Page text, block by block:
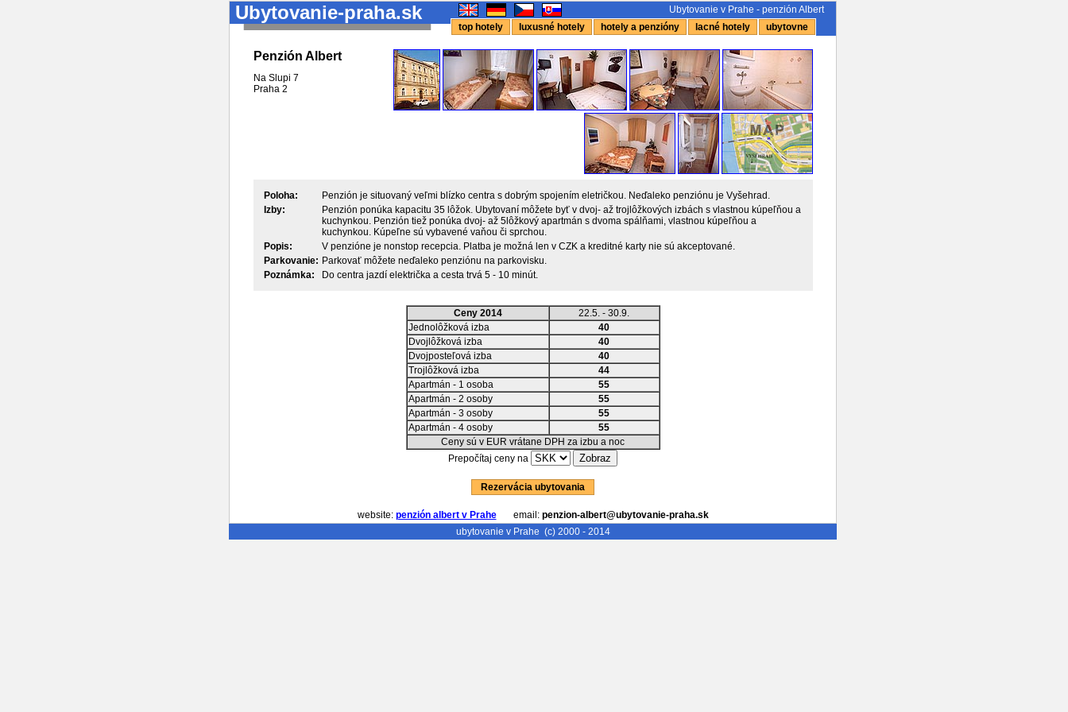
Ubytovanie-praha.sk
Ubytovanie v Prahe - penzión Albert
top hotely
luxusné hotely hotely a penzióny lacné hotely ubytovne
Penzión Albert
Na Slupi 7
Praha 2
Poloha:
Penzión je situovaný veľmi blízko centra s dobrým spojením eletričkou. Neďaleko penziónu je Vyšehrad.
Izby:
Penzión ponúka kapacitu 35 lôžok. Ubytovaní môžete byť v dvoj- až trojlôžkových izbách s vlastnou kúpeľňou a
kuchynkou. Penzión tiež ponúka dvoj- až 5lôžkový apartmán s dvoma spálňami, vlastnou kúpeľňou a
kuchynkou. Kúpeľne sú vybavené vaňou či sprchou.
Popis:
V penzióne je nonstop recepcia. Platba je možná len v CZK a kreditné karty nie sú akceptované.
Parkovanie: Parkovať môžete neďaleko penziónu na parkovisku.
Poznámka:
Do centra jazdí električka a cesta trvá 5 - 10 minút.
Ceny 2014
22.5. - 30.9.
Jednolôžková izba
40
Dvojlôžková izba
40
Dvojposteľová izba
40
Trojlôžková izba
44
Apartmán - 1 osoba
55
Apartmán - 2 osoby
55
Apartmán - 3 osoby
55
Apartmán - 4 osoby
55
Ceny sú v EUR vrátane DPH za izbu a noc
Prepočítaj ceny na
Rezervácia ubytovania
website: penzión albert v Praheemail: penzion-albert@ubytovanie-praha.sk
ubytovanie v Prahe (c) 2000 - 2014